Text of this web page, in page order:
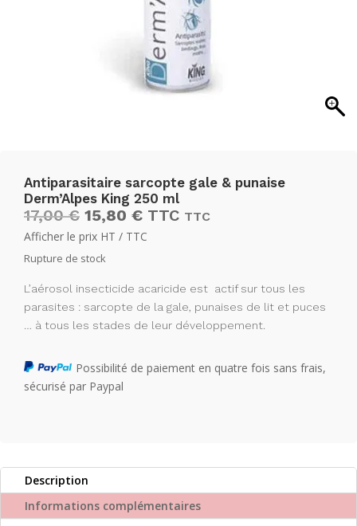
Antiparasitaire sarcopte gale & punaise
Derm’Alpes King 250 ml
17,00€ Le
prix
initial
était :
17,00 €14,17 €.
15,80 €Le
prix
15,80 €13,17 €.
TTC TTC
Afficher le prix HT / TTC
Rupture de stock
L’aérosol insecticide acaricide est actif sur tous les
parasites : sarcopte de la gale, punaises de lit et puces
… à tous les stades de leur développement.
Possibilité de paiement en quatre fois sans frais,
sécurisé par Paypal
Description
Informations complémentaires